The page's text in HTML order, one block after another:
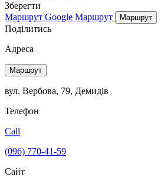
Зберегти
Маршрут Google Маршрут Маршрут
Поділитись
Адреса
Маршрут
вул. Вербова, 79, Демидів
Телефон
Call
(096) 770-41-59
Сайт